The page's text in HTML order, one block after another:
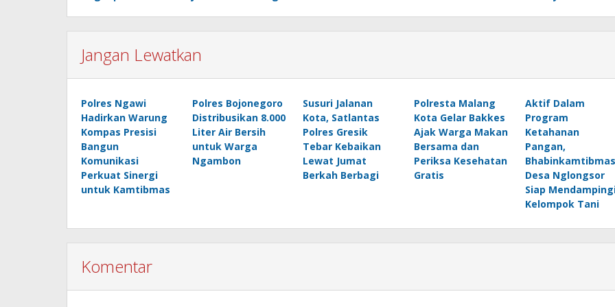
Jangan Lewatkan
Polres Ngawi
Hadirkan Warung
Kompas Presisi
Bangun
Komunikasi
Perkuat Sinergi
untuk Kamtibmas
Polres Bojonegoro
Distribusikan 8.000
Liter Air Bersih
untuk Warga
Ngambon
Susuri Jalanan
Kota, Satlantas
Polres Gresik
Tebar Kebaikan
Lewat Jumat
Berkah Berbagi
Polresta Malang
Kota Gelar Bakkes
Ajak Warga Makan
Bersama dan
Periksa Kesehatan
Gratis
Aktif Dalam
Program
Ketahanan
Pangan,
Bhabinkamtibmas
Desa Nglongsor
Siap
Kelompok Tani
Komentar